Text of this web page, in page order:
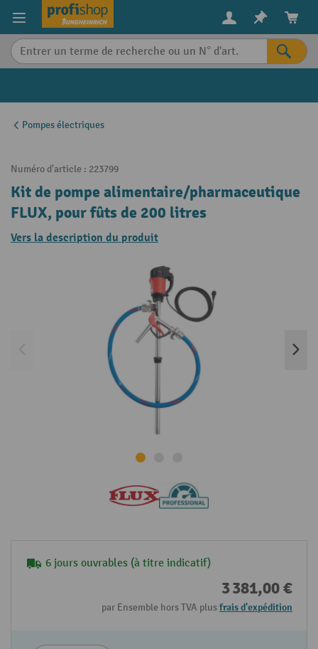
content
Pompes électriques
Numéro d'article : 223799
Kit de pompe alimentaire/pharmaceutique
FLUX, pour fûts de 200 litres
Vers la description du produit
6 jours ouvrables (à titre indicatif)
3 381,00 €
par Ensemble hors TVA plusfrais d'expédition